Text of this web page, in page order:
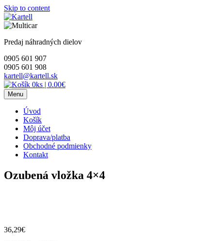
Skip to content
Predaj náhradných dielov
0905 601 907
0905 601 908
kartell@kartell.sk
0ks | 0.00€
Menu
Úvod
Košík
Môj účet
Doprava/platba
Obchodné podmienky
Kontakt
Ozubená vložka 4×4
36,29€